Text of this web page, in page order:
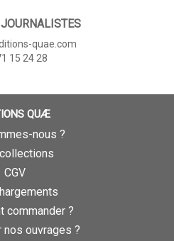
quae.com
15 24 28
QUÆ
nous ?
CGV
commander ?
nos ouvrages ?